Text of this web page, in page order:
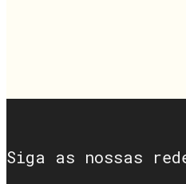
Siga as nossas